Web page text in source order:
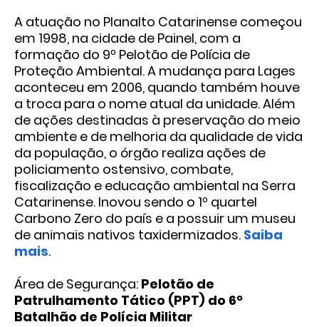
A atuação no Planalto Catarinense começou
em 1998, na cidade de Painel, com a
formação do 9º Pelotão de Polícia de
Proteção Ambiental. A mudança para Lages
aconteceu em 2006, quando também houve
a troca para o nome atual da unidade. Além
de ações destinadas à preservação do meio
ambiente e de melhoria da qualidade de vida
da população, o órgão realiza ações de
policiamento ostensivo, combate,
fiscalização e educação ambiental na Serra
Catarinense. Inovou sendo o 1º quartel
Carbono Zero do país e a possuir um museu
de animais nativos taxidermizados. Saiba
mais.
Área de Segurança: Pelotão de
Patrulhamento Tático (PPT) do 6º
Batalhão de Polícia Militar